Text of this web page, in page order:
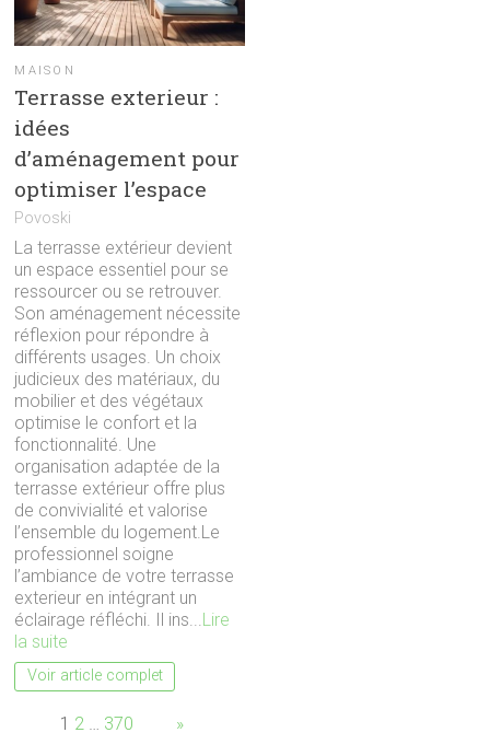
MAISON
Terrasse exterieur :
idées
d’aménagement pour
optimiser l’espace
Povoski
La terrasse extérieur devient
un espace essentiel pour se
ressourcer ou se retrouver.
Son aménagement nécessite
réflexion pour répondre à
différents usages. Un choix
judicieux des matériaux, du
mobilier et des végétaux
optimise le confort et la
fonctionnalité. Une
organisation adaptée de la
terrasse extérieur offre plus
de convivialité et valorise
l’ensemble du logement.Le
professionnel soigne
l’ambiance de votre terrasse
exterieur en intégrant un
éclairage réfléchi. Il ins... Lire
la suite
Voir article complet
Page:1 2 … 370 »